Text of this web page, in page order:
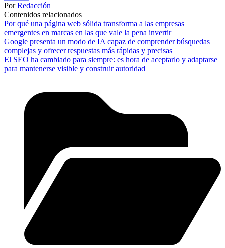
PorRedacción
Contenidos relacionados
Por qué una página web sólida transforma a las empresas
emergentes en marcas en las que vale la pena invertir
Google presenta un modo de IA capaz de comprender búsquedas
complejas y ofrecer respuestas más rápidas y precisas
El SEO ha cambiado para siempre: es hora de aceptarlo y adaptarse
para mantenerse visible y construir autoridad